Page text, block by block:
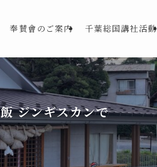
奉賛會のご案内 千葉総国講社活動
ジンギスカンで